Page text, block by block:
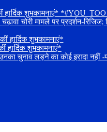
हार्दिक शुभकामनाएं*
मामले पर प्रदर्शन-रिजिज;
हार्दिक शुभकामनाएं*
हार्दिक शुभकामनाएं*
चुनाव लड़ने का कोई इरादा नहीं